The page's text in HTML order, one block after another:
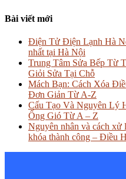
Bài viết mới
Điện Tử Điện Lạnh Hà
nhất tại Hà Nội
Trung Tâm Sửa Bếp Từ
Giỏi Sửa Tại Chỗ
Mách Bạn: Cách Xóa
Đơn Giản Từ A-Z
Cấu Tạo Và Nguyên Lý
Ống Gió Từ A – Z
Nguyên nhân và cách xử
khóa thành công – Điều